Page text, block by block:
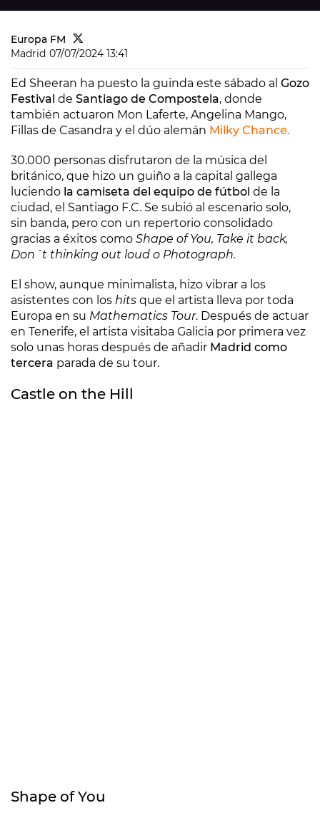
Europa FM
Madrid 07/07/2024 13:41
Ed Sheeran ha puesto la guinda este sábado al Gozo
Festival de Santiago de Compostela, donde
también actuaron Mon Laferte, Angelina Mango,
Fillas de Casandra y el dúo alemán Milky Chance.
30.000 personas disfrutaron de la música del
británico, que hizo un guiño a la capital gallega
luciendo la camiseta del equipo de fútbol de la
ciudad, el Santiago F.C. Se subió al escenario solo,
sin banda, pero con un repertorio consolidado
gracias a éxitos como Shape of You, Take it back,
Don´t thinking out loud o Photograph.
El show, aunque minimalista, hizo vibrar a los
asistentes con los hits que el artista lleva por toda
Europa en su Mathematics Tour. Después de actuar
en Tenerife, el artista visitaba Galicia por primera vez
solo unas horas después de añadir Madrid como
tercera parada de su tour.
Castle on the Hill
Shape of You